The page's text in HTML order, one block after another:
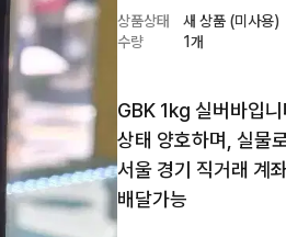
상품상태
새 상품 (미사용)
수량
1개
GBK 1kg 실버바입
상태 양호하며, 실물
서울 경기 직거래 계
배달가능